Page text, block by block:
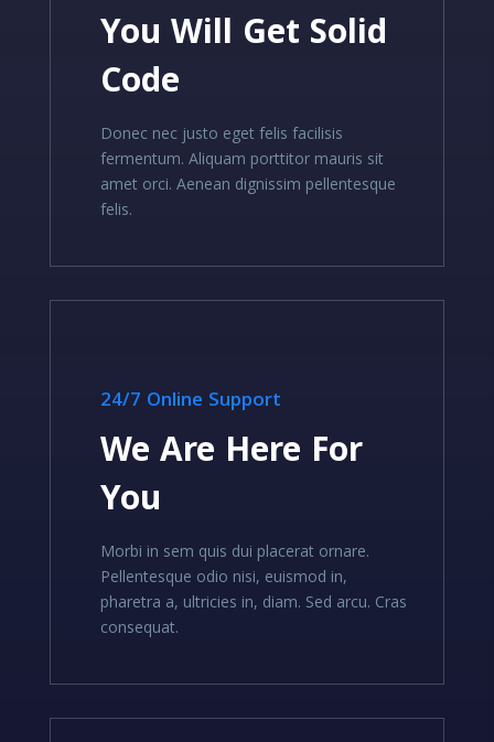
You Will Get Solid
Code
Donec nec justo eget felis facilisis
fermentum. Aliquam porttitor mauris sit
amet orci. Aenean dignissim pellentesque
felis.
24/7 Online Support
We Are Here For
You
Morbi in sem quis dui placerat ornare.
Pellentesque odio nisi, euismod in,
pharetra a, ultricies in, diam. Sed arcu. Cras
consequat.